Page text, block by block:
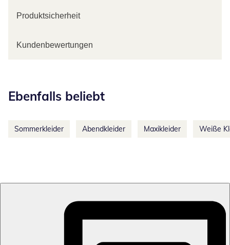
Produktsicherheit
Kundenbewertungen
Ebenfalls beliebt
Sommerkleider Abendkleider Maxikleider Weiße